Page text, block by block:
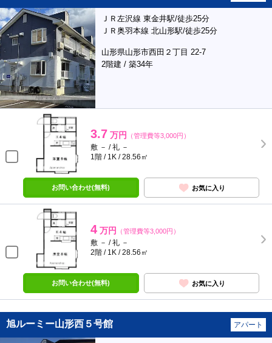
ＪＲ左沢線 東金井駅/徒歩25分
ＪＲ奥羽本線 北山形駅/徒歩25分
山形県山形市西田２丁目 22-7
2階建 / 築34年
3.7 万円 （管理費等3,000円）
敷 － / 礼 －
1階 / 1K / 28.56㎡
お問い合わせ(無料) お気に入り
4 万円 （管理費等3,000円）
敷 － / 礼 －
2階 / 1K / 28.56㎡
お問い合わせ(無料) お気に入り
旭ルーミー山形西５号館 アパート